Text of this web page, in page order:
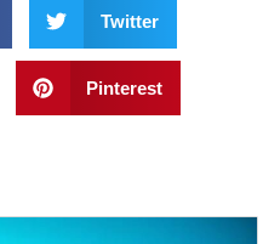
Twitter
Pinterest